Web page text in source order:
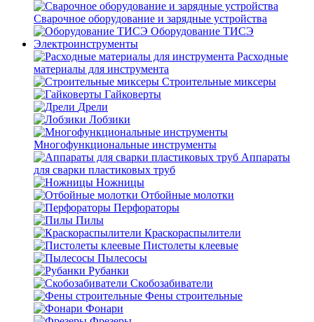
Сварочное оборудование и зарядные устройства
Оборудование ТИСЭ
Электроинструменты
Расходные
материалы для инструмента
Строительные миксеры
Гайковерты
Дрели
Лобзики
Многофункциональные инструменты
Аппараты
для сварки пластиковых труб
Ножницы
Отбойные молотки
Перфораторы
Пилы
Краскораспылители
Пистолеты клеевые
Пылесосы
Рубанки
Скобозабиватели
Фены строительные
Фонари